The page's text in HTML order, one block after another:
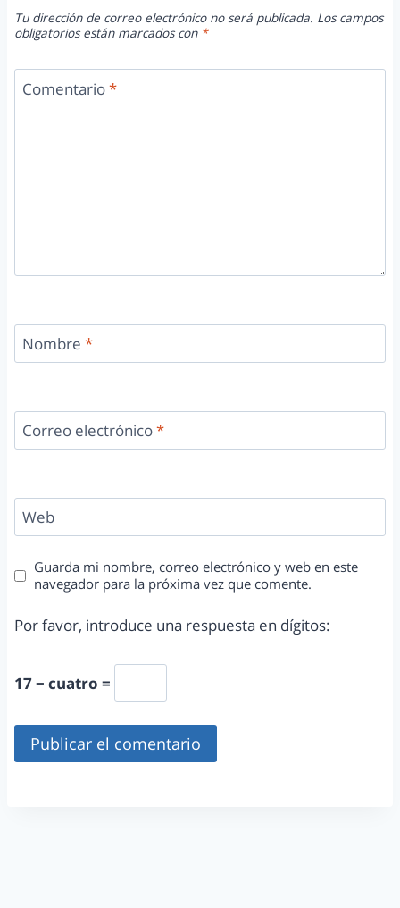
Tu dirección de correo electrónico no será publicada. Los campos
obligatorios están marcados con *
Comentario*
Nombre *
Correo electrónico*
Web
Guarda mi nombre, correo electrónico y web en este
navegador para la próxima vez que comente.
Por favor, introduce una respuesta en dígitos:
17 − cuatro =